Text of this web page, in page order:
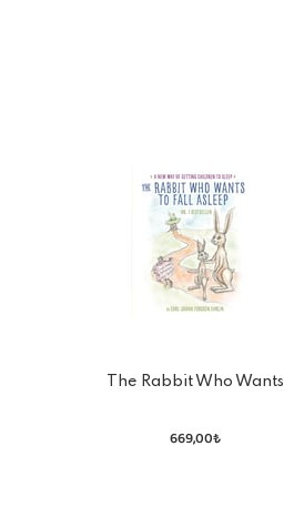
The Rabbit Who Wants
669,00₺